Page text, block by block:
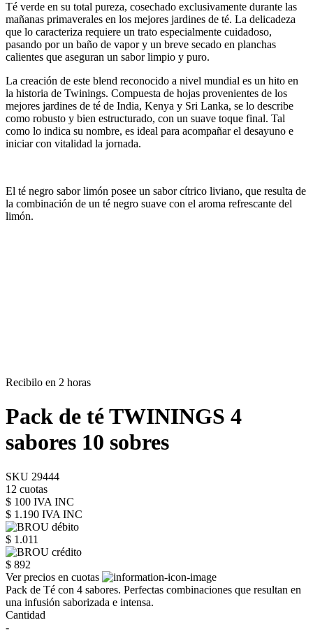
Té verde en su total pureza, cosechado exclusivamente durante las
mañanas primaverales en los mejores jardines de té. La delicadeza
que lo caracteriza requiere un trato especialmente cuidadoso,
pasando por un baño de vapor y un breve secado en planchas
calientes que aseguran un sabor limpio y puro.
La creación de este blend reconocido a nivel mundial es un hito en
la historia de Twinings. Compuesta de hojas provenientes de los
mejores jardines de té de India, Kenya y Sri Lanka, se lo describe
como robusto y bien estructurado, con un suave toque final. Tal
como lo indica su nombre, es ideal para acompañar el desayuno e
iniciar con vitalidad la jornada.
El té negro sabor limón posee un sabor cítrico liviano, que resulta de
la combinación de un té negro suave con el aroma refrescante del
limón.
Recibilo en 2 horas
Pack de té TWININGS 4
sabores 10 sobres
SKU 29444
12 cuotas
$ 100 IVA INC
$ 1.190 IVA INC
$ 1.011
$ 892
Ver precios en cuotas
Pack de Té con 4 sabores. Perfectas combinaciones que resultan en
una infusión saborizada e intensa.
Cantidad
-